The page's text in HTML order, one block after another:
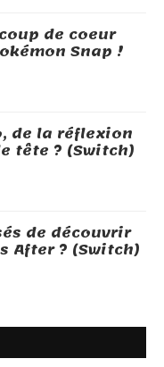
de coeur
Snap !
de la réflexion
tête ? (Switch)
de découvrir
After ? (Switch)